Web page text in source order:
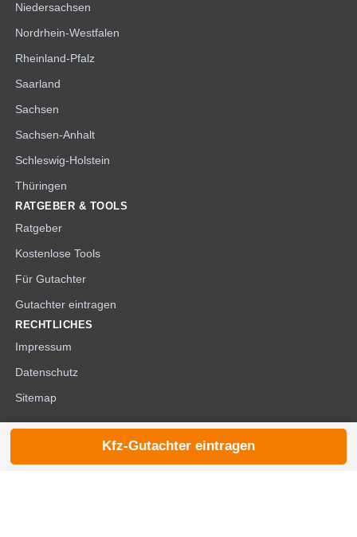
Niedersachsen
Nordrhein-Westfalen
Rheinland-Pfalz
Saarland
Sachsen
Sachsen-Anhalt
Schleswig-Holstein
Thüringen
RATGEBER & TOOLS
Ratgeber
Kostenlose Tools
Für Gutachter
Gutachter eintragen
RECHTLICHES
Impressum
Datenschutz
Sitemap
© 2026 die-kfzgutachter.de
Kfz-Gutachter eintragen